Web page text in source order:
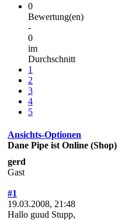
0
Bewertung(en)
-
0
im
Durchschnitt
1
2
3
4
5
Ansichts-Optionen
Dane Pipe ist Online (Shop)
gerd
Gast
#1
19.03.2008, 21:48
Hallo guud Stupp,